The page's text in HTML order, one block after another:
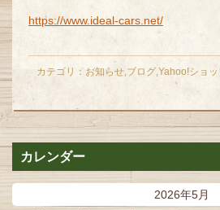
https://www.ideal-cars.net/
カテゴリ： お知らせ ブログ Yahoo!ショ
カレンダー
2026年5月